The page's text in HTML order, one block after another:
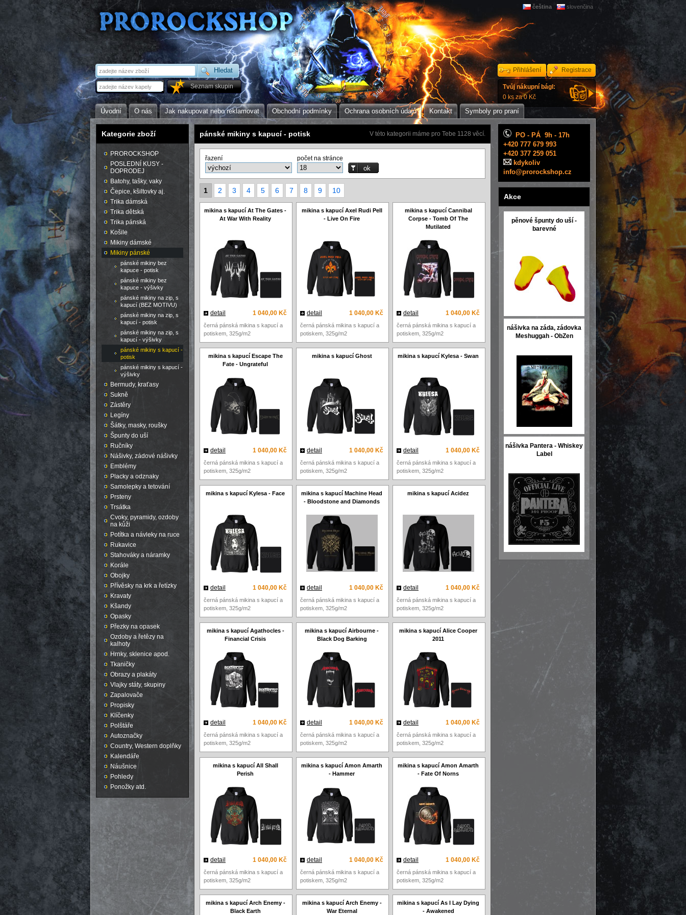
Seznam skupin
Přihlášení Registrace
Úvodní O nás Jak nakupovat nebo reklamovat Obchodní podmínky Ochrana osobních údajů Kontakt Symboly pro praní
čeština slovenčina
Tvůj nákupní bágl:
0 ks za 0 Kč
V této kategorii máme pro Tebe 1128 věcí.
pánské mikiny s kapucí - potisk
řazení počet na stránce
1 2 3 4 5 6 7 8 9 10
mikina s kapucí At The Gates -
At War With Reality
mikina s kapucí Axel Rudi Pell
- Live On Fire
mikina s kapucí Cannibal
Corpse - Tomb Of The
Mutilated
1 040,00 Kč
detail 1 040,00 Kč
detail 1 040,00 Kč
detail
černá pánská mikina s kapucí a
potiskem, 325g/m2
černá pánská mikina s kapucí a
potiskem, 325g/m2
černá pánská mikina s kapucí a
potiskem, 325g/m2
mikina s kapucí Escape The
Fate - Ungrateful
mikina s kapucí Ghost mikina s kapucí Kylesa - Swan
1 040,00 Kč
detail 1 040,00 Kč
detail 1 040,00 Kč
detail
černá pánská mikina s kapucí a
potiskem, 325g/m2
černá pánská mikina s kapucí a
potiskem, 325g/m2
černá pánská mikina s kapucí a
potiskem, 325g/m2
mikina s kapucí Kylesa - Face
mikina s kapucí Machine Head
- Bloodstone and Diamonds
mikina s kapucí Acidez
1 040,00 Kč
detail 1 040,00 Kč
detail 1 040,00 Kč
detail
černá pánská mikina s kapucí a
potiskem, 325g/m2
černá pánská mikina s kapucí a
potiskem, 325g/m2
černá pánská mikina s kapucí a
potiskem, 325g/m2
mikina s kapucí Agathocles -
Financial Crisis
mikina s kapucí Airbourne -
Black Dog Barking
mikina s kapucí Alice Cooper
2011
1 040,00 Kč
detail 1 040,00 Kč
detail 1 040,00 Kč
detail
černá pánská mikina s kapucí a
potiskem, 325g/m2
černá pánská mikina s kapucí a
potiskem, 325g/m2
černá pánská mikina s kapucí a
potiskem, 325g/m2
mikina s kapucí All Shall
Perish
mikina s kapucí Amon Amarth
- Hammer
mikina s kapucí Amon Amarth
- Fate Of Norns
1 040,00 Kč
detail 1 040,00 Kč
detail 1 040,00 Kč
detail
černá pánská mikina s kapucí a
potiskem, 325g/m2
černá pánská mikina s kapucí a
potiskem, 325g/m2
černá pánská mikina s kapucí a
potiskem, 325g/m2
mikina s kapucí Arch Enemy -
Black Earth
mikina s kapucí Arch Enemy -
War Eternal
mikina s kapucí As I Lay Dying
- Awakened
Kategorie zboží
PROROCKSHOP
POSLEDNÍ KUSY -
DOPRODEJ
Batohy, tašky, vaky
Čepice, kšiltovky aj.
Trika dámská
Trika dětská
Trika pánská
Košile
Mikiny dámské
Mikiny pánské
pánské mikiny bez
kapuce - potisk
pánské mikiny bez
kapuce - výšivky
pánské mikiny na zip, s
kapucí (BEZ MOTIVU)
pánské mikiny na zip, s
kapucí - potisk
pánské mikiny na zip, s
kapucí - výšivky
pánské mikiny s kapucí -
potisk
pánské mikiny s kapucí -
výšivky
Bermudy, kraťasy
Sukně
Zástěry
Legíny
Šátky, masky, roušky
Špunty do uší
Ručníky
Nášivky, zádové nášivky
Emblémy
Placky a odznaky
Samolepky a tetování
Prsteny
Trsátka
Cvoky, pyramidy, ozdoby
na kůži
Potítka a návleky na ruce
Rukavice
Stahováky a náramky
Korále
Obojky
Přívěsky na krk a řetízky
Kravaty
Kšandy
Opasky
Přezky na opasek
Ozdoby a řetězy na
kalhoty
Hrnky, sklenice apod.
Tkaničky
Obrazy a plakáty
Vlajky státy, skupiny
Zapalovače
Propisky
Klíčenky
Polštáře
Autoznačky
Country, Western doplňky
Kalendáře
Náušnice
Pohledy
Ponožky atd.
PO - PÁ 9h - 17h
+420 777 679 993
+420 377 259 051
kdykoliv
info@prorockshop.cz
Akce
pěnové špunty do uší -
barevné
nášivka na záda, zádovka
Meshuggah - ObZen
nášivka Pantera - Whiskey
Label